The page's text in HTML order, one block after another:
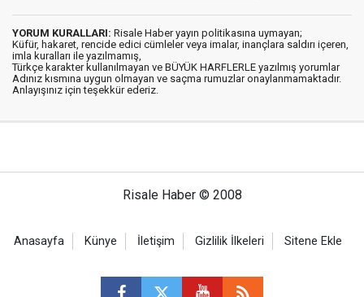
YORUM KURALLARI: Risale Haber yayın politikasına uymayan;
Küfür, hakaret, rencide edici cümleler veya imalar, inançlara saldırı içeren,
imla kuralları ile yazılmamış,
Türkçe karakter kullanılmayan ve BÜYÜK HARFLERLE yazılmış yorumlar
Adınız kısmına uygun olmayan ve saçma rumuzlar onaylanmamaktadır.
Anlayışınız için teşekkür ederiz.
Risale Haber © 2008
Anasayfa Künye İletişim Gizlilik İlkeleri Sitene Ekle